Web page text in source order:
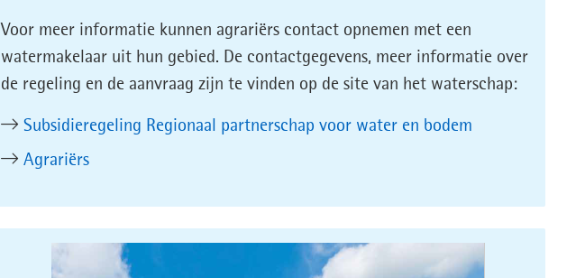
Voor meer informatie kunnen agrariërs contact opnemen met een
watermakelaar uit hun gebied. De contactgegevens, meer informatie over
de regeling en de aanvraag zijn te vinden op de site van het waterschap:
Subsidieregeling Regionaal partnerschap voor water en bodem
Agrariërs